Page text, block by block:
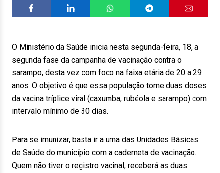
O Ministério da Saúde inicia nesta segunda-feira, 18, a
segunda fase da campanha de vacinação contra o
sarampo, desta vez com foco na faixa etária de 20 a 29
anos. O objetivo é que essa população tome duas doses
da vacina tríplice viral (caxumba, rubéola e sarampo) com
intervalo mínimo de 30 dias.
Para se imunizar, basta ir a uma das Unidades Básicas
de Saúde do município com a caderneta de vacinação.
Quem não tiver o registro vacinal, receberá as duas